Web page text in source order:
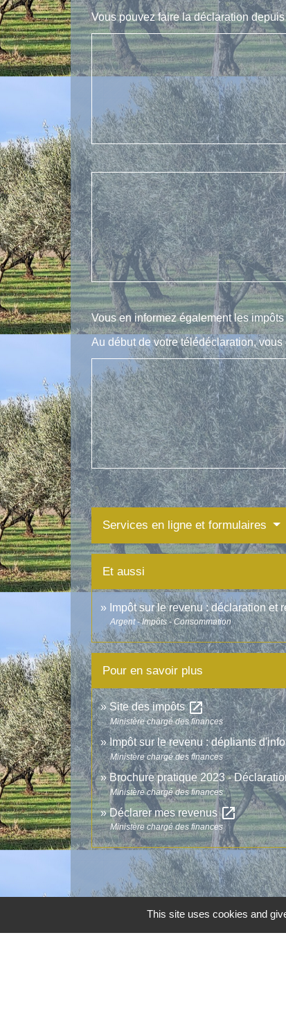
Vous pouvez faire la déclaration
Vous en informez également les
Au début de votre télédéclaration,
Services en ligne et formulaires
Et aussi
Impôt sur le revenu : déclaration et
Argent - Impôts - Consommation
Pour en savoir plus
Site des impôtsopen_in_new
Ministère chargé des finances
Impôt sur le revenu : dépliants
Ministère chargé des finances
Brochure pratique 2023 -
Ministère chargé des finances
Déclarer mes revenusopen_in_new
Ministère chargé des finances
This site uses cookies and